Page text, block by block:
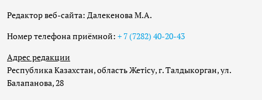
Редактор веб-сайта: Далекенова М.А.
Номер телефона приёмной: + 7 (7282) 40-20-43
Адрес редакции
Республика Казахстан, область Жетісу, г. Талдыкорган, ул.
Балапанова, 28